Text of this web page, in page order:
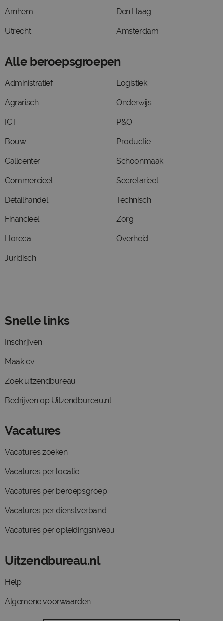
Arnhem
Utrecht
Den Haag
Amsterdam
Alle beroepsgroepen
Administratief
Agrarisch
ICT
Bouw
Callcenter
Commercieel
Detailhandel
Financieel
Horeca
Juridisch
Logistiek
Onderwijs
P&O
Productie
Schoonmaak
Secretarieel
Technisch
Zorg
Overheid
Snelle links
Inschrijven
Maak cv
Zoek uitzendbureau
Bedrijven op Uitzendbureau.nl
Vacatures
Vacatures zoeken
Vacatures per locatie
Vacatures per beroepsgroep
Vacatures per dienstverband
Vacatures per opleidingsniveau
Uitzendbureau.nl
Help
Algemene voorwaarden